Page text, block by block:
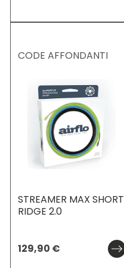
CODE AFFONDANTI
STREAMER MAX SHORT
RIDGE 2.0
129,90 €